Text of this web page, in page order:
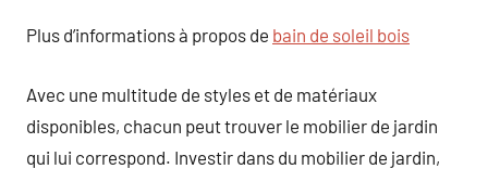
Plus d’informations à propos de bain de soleil bois
Avec une multitude de styles et de matériaux
disponibles, chacun peut trouver le mobilier de jardin
qui lui correspond. Investir dans du mobilier de jardin,